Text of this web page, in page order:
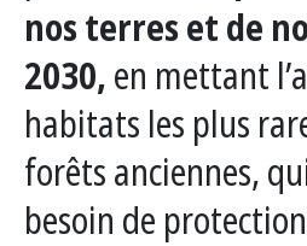
nos terres et de
2030,en mettant
habitats les plus
forêts anciennes,
besoin de